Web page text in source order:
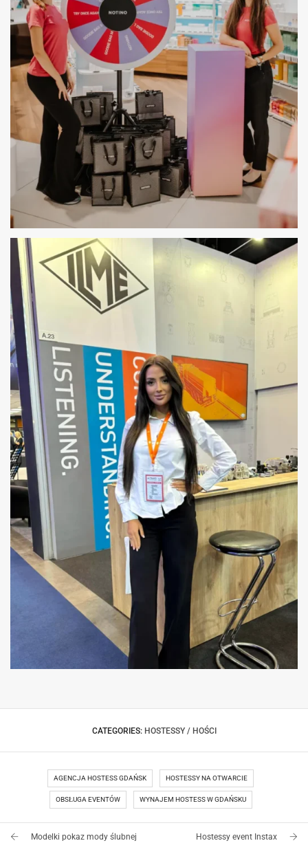
HOSTESSY OBSŁUGA EVENTÓW NOTINO
NIEMIECKIEJ FIRMY
CATEGORIES: HOSTESSY / HOŚCI
AGENCJA HOSTESS GDAŃSK HOSTESSY NA OTWARCIE
OBSŁUGA EVENTÓW WYNAJEM HOSTESS W GDAŃSKU
Modelki pokaz mody ślubnej Hostessy event Instax